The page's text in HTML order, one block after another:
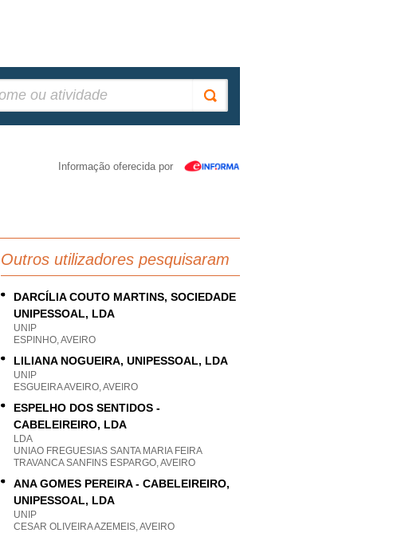
Informação oferecida por
Outros utilizadores pesquisaram
DARCÍLIA COUTO MARTINS, SOCIEDADE
UNIPESSOAL, LDA
UNIP
ESPINHO, AVEIRO
LILIANA NOGUEIRA, UNIPESSOAL, LDA
UNIP
ESGUEIRA AVEIRO, AVEIRO
ESPELHO DOS SENTIDOS -
CABELEIREIRO, LDA
LDA
UNIAO FREGUESIAS SANTA MARIA FEIRA
TRAVANCA SANFINS ESPARGO, AVEIRO
ANA GOMES PEREIRA - CABELEIREIRO,
UNIPESSOAL, LDA
UNIP
CESAR OLIVEIRA AZEMEIS, AVEIRO